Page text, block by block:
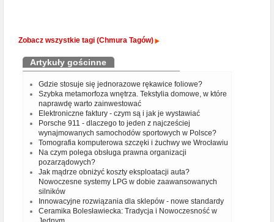
Zobacz wszystkie tagi (Chmura Tagów)
Artykuły gościnne
Gdzie stosuje się jednorazowe rękawice foliowe?
Szybka metamorfoza wnętrza. Tekstylia domowe, w które
naprawdę warto zainwestować
Elektroniczne faktury - czym są i jak je wystawiać
Porsche 911 - dlaczego to jeden z najcześciej
wynajmowanych samochodów sportowych w Polsce?
Tomografia komputerowa szczęki i żuchwy we Wrocławiu
Na czym polega obsługa prawna organizacji
pozarządowych?
Jak mądrze obniżyć koszty eksploatacji auta?
Nowoczesne systemy LPG w dobie zaawansowanych
silników
Innowacyjne rozwiązania dla sklepów - nowe standardy
Ceramika Bolesławiecka: Tradycja i Nowoczesność w